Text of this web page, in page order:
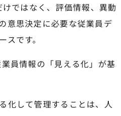
ではなく、評価情報、異動
意思決定に必要な従業員デ
です。
員情報の「見える化」が基
化して管理することは、人